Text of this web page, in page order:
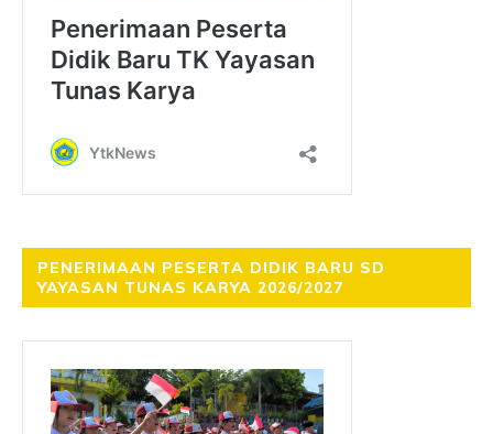
PENERIMAAN PESERTA DIDIK BARU SD
YAYASAN TUNAS KARYA 2026/2027